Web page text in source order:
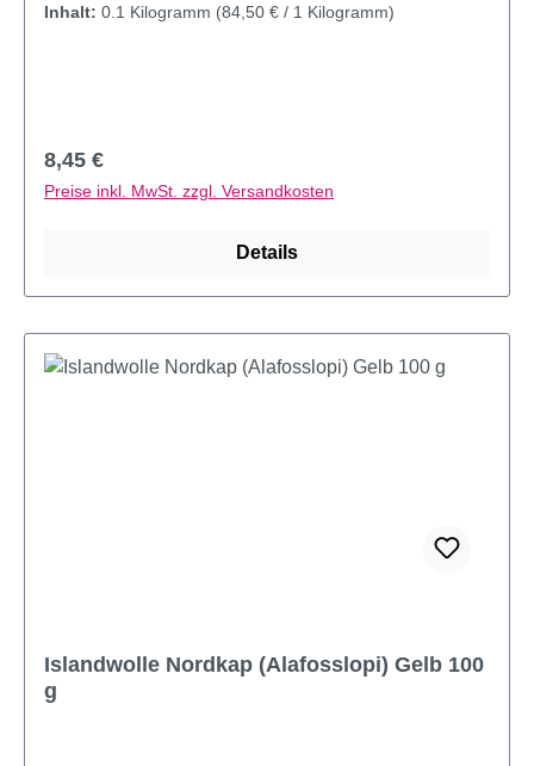
Inhalt: 0.1 Kilogramm (84,50 € / 1 Kilogramm)
Regulärer Preis:
8,45 €
Preise inkl. MwSt. zzgl. Versandkosten
Details
Islandwolle Nordkap (Alafosslopi) Gelb 100
g